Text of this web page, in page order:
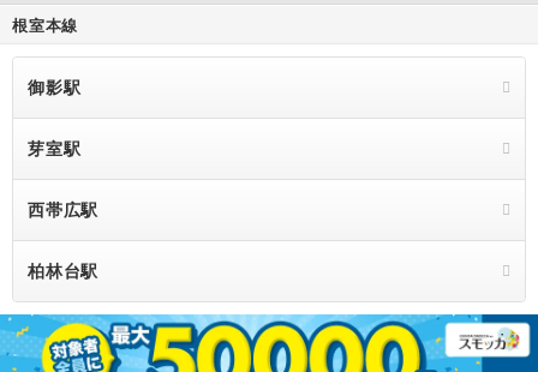
根室本線
御影駅
芽室駅
西帯広駅
柏林台駅